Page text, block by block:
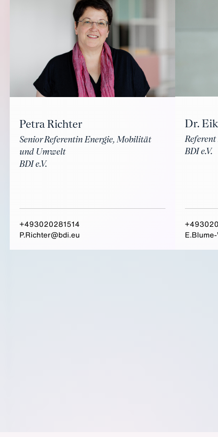
Petra Richter
Senior Referentin Energie, Mobilität
und Umwelt
BDI e.V.
+493020281514
P.Richter@bdi.eu
Dr.
BDI e.V.